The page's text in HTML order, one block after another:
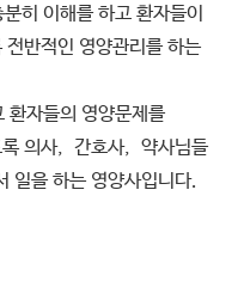
히 이해를 하고 환자들이
반적인 영양관리를 하는
환자들의 영양문제를
록 의사, 간호사, 약사님들
일을 하는 영양사입니다.